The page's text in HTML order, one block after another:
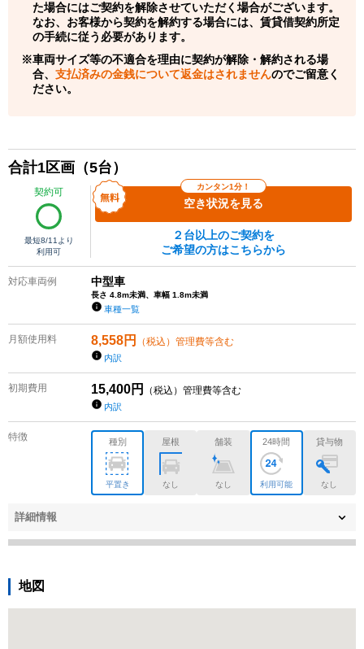
た場合にはご契約を解除させていただく場合がございます。
なお、お客様から契約を解約する場合には、賃貸借契約所定
の手続に従う必要があります。
車両サイズ等の不適合を理由に契約が解除・解約される場
合、 支払済みの金銭について返金はされませんのでご留意く
ださい。
合計1区画（5台）
契約可
最短8/11 より
利用可
カンタン1分！
空き状況を見る
２台以上のご契約を
ご希望の方はこちらから
対応車両例 中型車
長さ 4.8m未満、車幅 1.8m未満
車種一覧
月額使用料 8,558円 （税込）管理費等含む
内訳
初期費用 15,400円 （税込）管理費等含む
内訳
特徴 種別
平置き
屋根
なし
舗装
なし
24時間
利用可能
貸与物
なし
詳細情報
地図